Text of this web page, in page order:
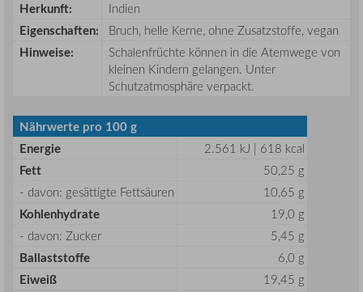
Herkunft: Indien
Eigenschaften: Bruch, helle Kerne, ohne Zusatzstoffe, vegan
Hinweise:
Schalenfrüchte können in die Atemwege von
kleinen Kindern gelangen. Unter
Schutzatmosphäre verpackt.
Nährwerte pro 100 g
Energie
2.561 kJ | 618 kcal
Fett
50,25 g
- davon: gesättigte Fettsäuren
10,65 g
Kohlenhydrate
19,0 g
- davon: Zucker
5,45 g
Ballaststoffe 6,0 g
Eiweiß 19,45 g